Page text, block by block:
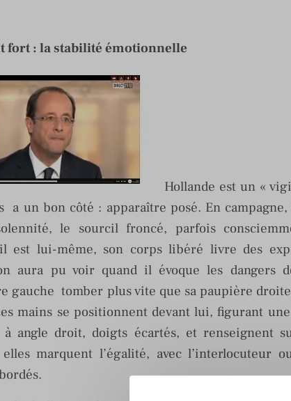
fort : la stabilité émotionnelle
Hollande est un «
a un bon côté : apparaître posé. En
le sourcil froncé, parfois
est lui-même, son corps libéré livre des
aura pu voir quand il évoque les dangers
gauche tomber plus vite que sa paupière
mains se positionnent devant lui, figurant
à angle droit, doigts écartés, et renseignent
elles marquent l’égalité, avec l’interlocuteur